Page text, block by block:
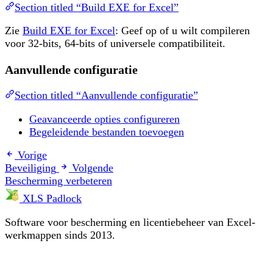
Section titled “Build EXE for Excel”
Zie Build EXE for Excel: Geef op of u wilt compileren
voor 32-bits, 64-bits of universele compatibiliteit.
Aanvullende configuratie
Section titled “Aanvullende configuratie”
Geavanceerde opties configureren
Begeleidende bestanden toevoegen
Vorige
Beveiliging
Volgende
Bescherming verbeteren
XLS Padlock
Software voor bescherming en licentiebeheer van Excel-
werkmappen sinds 2013.